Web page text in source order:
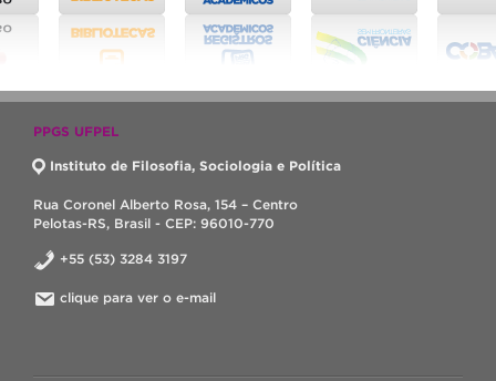
PPGS UFPEL
Instituto de Filosofia, Sociologia e Política
Rua Coronel Alberto Rosa, 154 – Centro
Pelotas-RS, Brasil - CEP: 96010-770
+55 (53) 3284 3197
clique para ver o e-mail